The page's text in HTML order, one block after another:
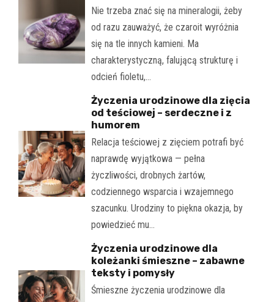
Nie trzeba znać się na mineralogii, żeby
od razu zauważyć, że czaroit wyróżnia
się na tle innych kamieni. Ma
charakterystyczną, falującą strukturę i
odcień fioletu,…
Życzenia urodzinowe dla zięcia
od teściowej – serdeczne i z
humorem
Relacja teściowej z zięciem potrafi być
naprawdę wyjątkowa — pełna
życzliwości, drobnych żartów,
codziennego wsparcia i wzajemnego
szacunku. Urodziny to piękna okazja, by
powiedzieć mu…
Życzenia urodzinowe dla
koleżanki śmieszne – zabawne
teksty i pomysły
Śmieszne życzenia urodzinowe dla